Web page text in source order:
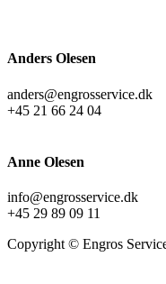
Anders Olesen
anders@engrosservice.dk
+45 21 66 24 04
Anne Olesen
info@engrosservice.dk
+45 29 89 09 11
Copyright © Engros